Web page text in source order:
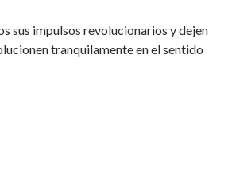
sus impulsos revolucionarios y dejen
tranquilamente en el sentido